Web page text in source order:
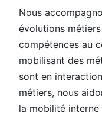
Nous
évolutions
compétences au
mobilisant des
sont en
métiers, nous
la mobilité